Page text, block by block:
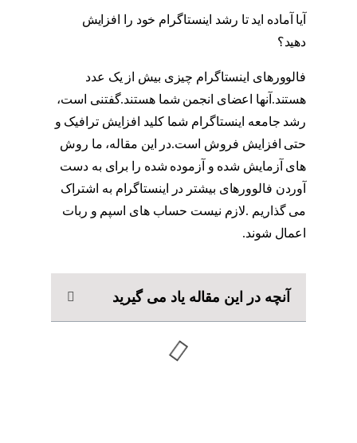
آیا آماده اید تا رشد اینستاگرام خود را افزایش
دهید؟
فالوورهای اینستاگرام چیزی بیش از یک عدد
هستند.آنها اعضای انجمن شما هستند.گفتنی است،
رشد جامعه اینستاگرام شما کلید افزایش ترافیک و
حتی افزایش فروش است.در این مقاله، ما روش
های آزمایش شده و آزموده شده را برای به دست
آوردن فالوورهای بیشتر در اینستاگرام به اشتراک
می گذاریم .لازم نیست حساب های اسپم و ربات
اعمال شوند.
آنچه در این مقاله یاد می گیرید